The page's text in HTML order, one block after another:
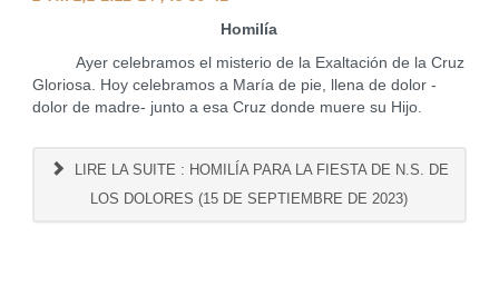
Homilía
Ayer celebramos el misterio de la Exaltación de la Cruz
Gloriosa. Hoy celebramos a María de pie, llena de dolor -
dolor de madre- junto a esa Cruz donde muere su Hijo.
LIRE LA SUITE : HOMILÍA PARA LA FIESTA DE N.S. DE
LOS DOLORES (15 DE SEPTIEMBRE DE 2023)